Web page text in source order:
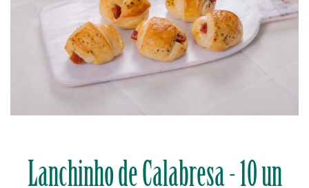
Lanchinho de Calabresa - 10 un